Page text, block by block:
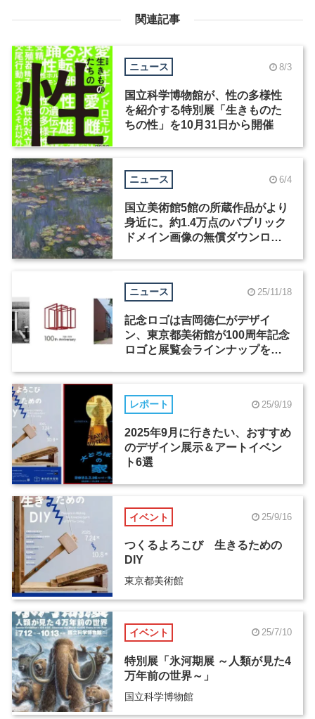
関連記事
ニュース 8/3
国立科学博物館が、性の多様性
を紹介する特別展「生きものた
ちの性」を10月31日から開催
ニュース 6/4
国立美術館5館の所蔵作品がより
身近に。約1.4万点のパブリック
ドメイン画像の無償ダウンロー
ニュース 25/11/18
記念ロゴは吉岡徳仁がデザイ
ン、東京都美術館が100周年記念
ロゴと展覧会ラインナップを発
レポート 25/9/19
2025年9月に行きたい、おすすめ
のデザイン展示＆アートイベン
ト6選
イベント 25/9/16
つくるよろこび 生きるための
DIY
東京都美術館
イベント 25/7/10
特別展「氷河期展 ～人類が見た4
万年前の世界～」
国立科学博物館